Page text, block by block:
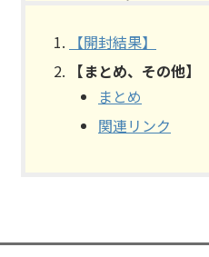
【開封結果】
【まとめ、その他】
まとめ
関連リンク